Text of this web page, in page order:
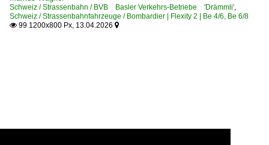
Schweiz / Strassenbahn / BVB Basler Verkehrs-Betriebe 'Drämmli',
Schweiz / Strassenbahnfahrzeuge / Bombardier | Flexity 2 | Be 4/6, Be 6/8
 99 1200x800 Px, 13.04.2026 